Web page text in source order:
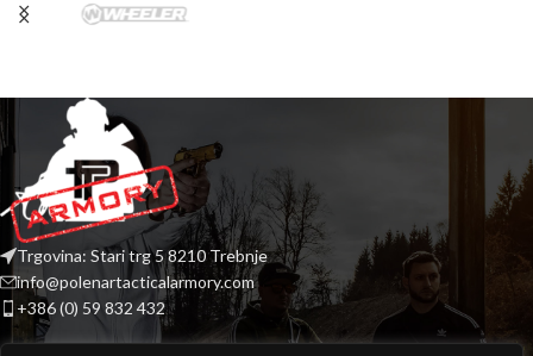
Trgovina: Stari trg 5 8210 Trebnje
info@polenartacticalarmory.com
+386 (0) 59 832 432